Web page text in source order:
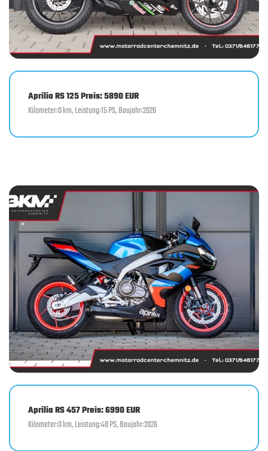
Aprilia RS 125 Preis: 5890 EUR
Kilometer:0 km, Leistung:15 PS, Baujahr:2026
Aprilia RS 457 Preis: 6990 EUR
Kilometer:0 km, Leistung:48 PS, Baujahr:2026